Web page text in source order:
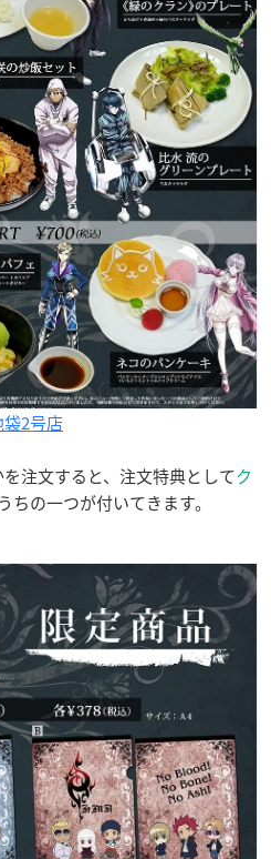
2号店
注文すると、注文特典としてク
ちの一つが付いてきます。